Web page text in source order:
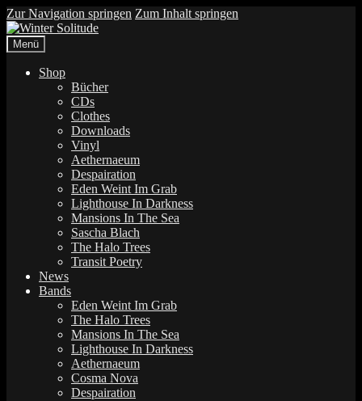
Zur Navigation springen Zum Inhalt springen
Menü
Shop
Bücher
CDs
Clothes
Downloads
Vinyl
Aethernaeum
Despairation
Eden Weint Im Grab
Lighthouse In Darkness
Mansions In The Sea
Sascha Blach
The Halo Trees
Transit Poetry
News
Bands
Eden Weint Im Grab
The Halo Trees
Mansions In The Sea
Lighthouse In Darkness
Aethernaeum
Cosma Nova
Despairation